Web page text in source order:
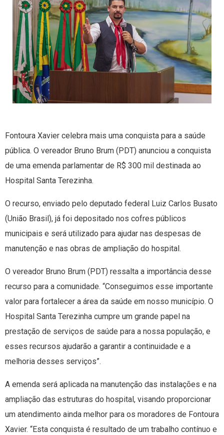
Fontoura Xavier celebra mais uma conquista para a saúde
pública. O vereador Bruno Brum (PDT) anunciou a conquista
de uma emenda parlamentar de R$ 300 mil destinada ao
Hospital Santa Terezinha.
O recurso, enviado pelo deputado federal Luiz Carlos Busato
(União Brasil), já foi depositado nos cofres públicos
municipais e será utilizado para ajudar nas despesas de
manutenção e nas obras de ampliação do hospital.
O vereador Bruno Brum (PDT) ressalta a importância desse
recurso para a comunidade. “Conseguimos esse importante
valor para fortalecer a área da saúde em nosso município. O
Hospital Santa Terezinha cumpre um grande papel na
prestação de serviços de saúde para a nossa população, e
esses recursos ajudarão a garantir a continuidade e a
melhoria desses serviços”.
A emenda será aplicada na manutenção das instalações e na
ampliação das estruturas do hospital, visando proporcionar
um atendimento ainda melhor para os moradores de Fontoura
Xavier. “Esta conquista é resultado de um trabalho contínuo e